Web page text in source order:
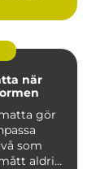
gör
som
aldrig